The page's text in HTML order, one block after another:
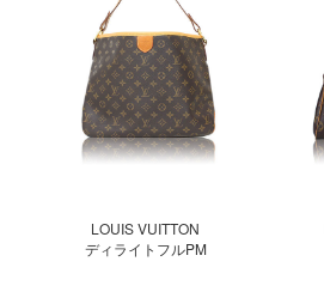
LOUIS VUITTON
ディライトフルPM